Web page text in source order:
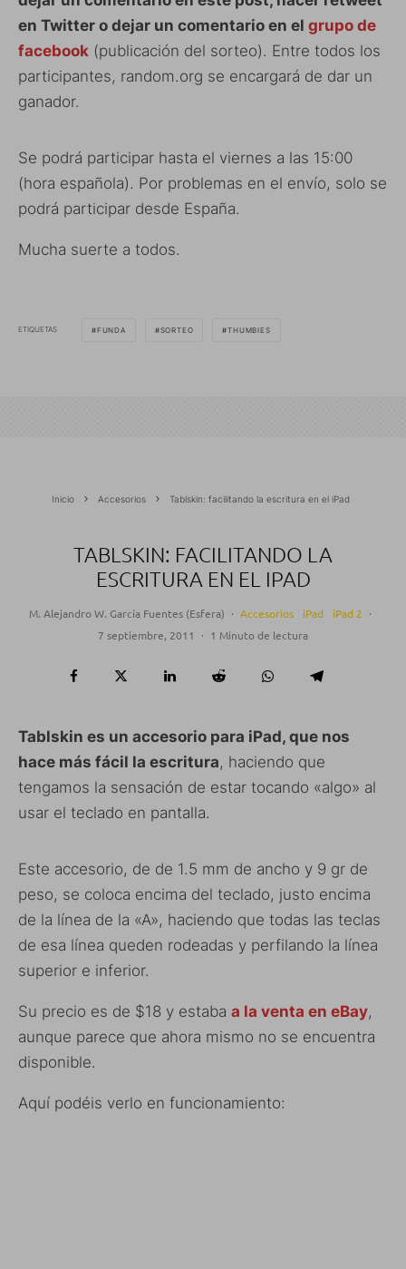
en Twitter o dejar un comentario en el grupo de
facebook (publicación del sorteo). Entre todos los
participantes, random.org se encargará de dar un
ganador.
Se podrá participar hasta el viernes a las 15:00
(hora española). Por problemas en el envío, solo se
podrá participar desde España.
Mucha suerte a todos.
ETIQUETAS FUNDA SORTEO THUMBIES
Inicio Accesorios Tablskin: facilitando la escritura en el iPad
TABLSKIN: FACILITANDO LA
ESCRITURA EN EL IPAD
M. Alejandro W. García Fuentes (Esfera) · Accesorios iPad iPad 2 ·
7 septiembre, 2011
· 1 Minuto de lectura
Tablskin es un accesorio para iPad, que nos
hace más fácil la escritura, haciendo que
tengamos la sensación de estar tocando «algo» al
usar el teclado en pantalla.
Este accesorio, de de 1.5 mm de ancho y 9 gr de
peso, se coloca encima del teclado, justo encima
de la línea de la «A», haciendo que todas las teclas
de esa línea queden rodeadas y perfilando la línea
superior e inferior.
Su precio es de $18 y estaba a la venta en eBay,
aunque parece que ahora mismo no se encuentra
disponible.
Aquí podéis verlo en funcionamiento: